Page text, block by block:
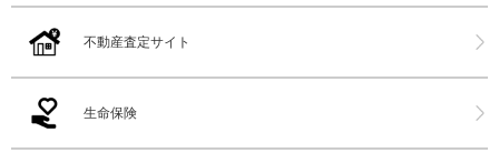
不動産査定サイト
生命保険